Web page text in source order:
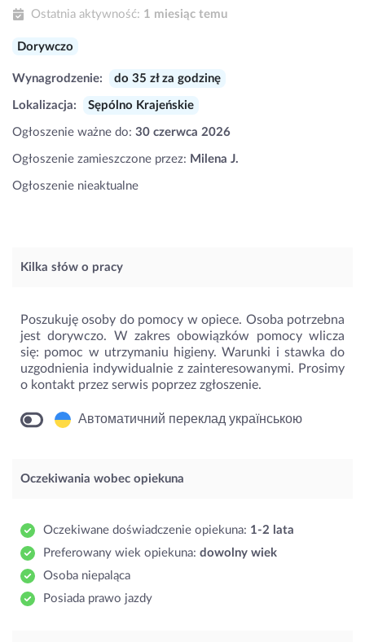
Ostatnia aktywność: 1 miesiąc temu
Dorywczo
Wynagrodzenie: do 35 zł za godzinę
Lokalizacja: Sępólno Krajeńskie
Ogłoszenie ważne do: 30 czerwca 2026
Ogłoszenie zamieszczone przez: Milena J.
Ogłoszenie nieaktualne
Kilka słów o pracy
Poszukuję osoby do pomocy w opiece. Osoba potrzebna
jest dorywczo. W zakres obowiązków pomocy wlicza
się: pomoc w utrzymaniu higieny. Warunki i stawka do
uzgodnienia indywidualnie z zainteresowanymi. Prosimy
o kontakt przez serwis poprzez zgłoszenie.
Автоматичний переклад українською
Oczekiwania wobec opiekuna
Oczekiwane doświadczenie opiekuna: 1-2 lata
Preferowany wiek opiekuna: dowolny wiek
Osoba niepaląca
Posiada prawo jazdy